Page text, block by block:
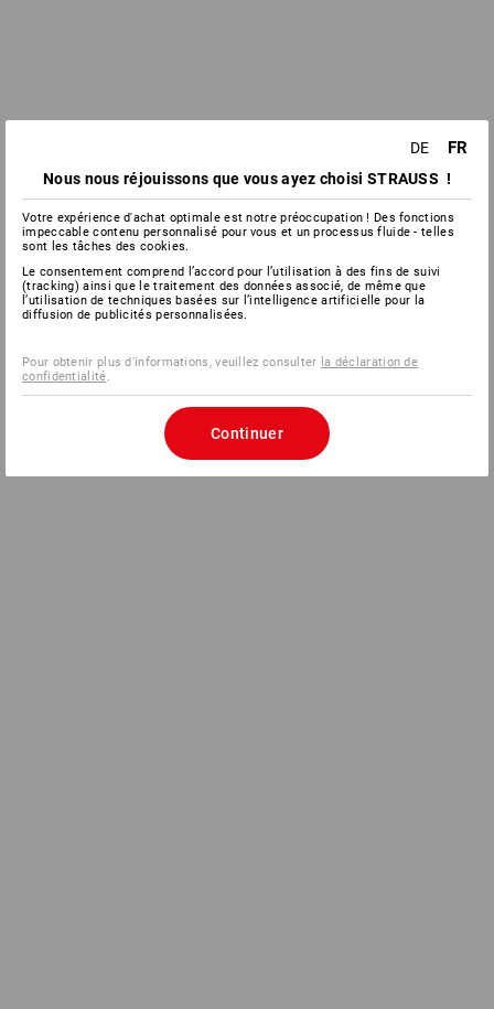
DE FR
Nous nous réjouissons que vous ayez choisi STRAUSS !
Votre expérience d'achat optimale est notre préoccupation ! Des fonctions
impeccable contenu personnalisé pour vous et un processus fluide - telles
sont les tâches des cookies.
Le consentement comprend l’accord pour l’utilisation à des fins de suivi
(tracking) ainsi que le traitement des données associé, de même que
l’utilisation de techniques basées sur l’intelligence artificielle pour la
diffusion de publicités personnalisées.
Pour obtenir plus d'informations, veuillez consulter la déclaration de
confidentialité
Continuer